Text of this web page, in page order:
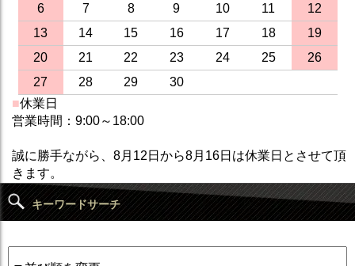
6
7 8 9 10 11
12
13
14 15 16 17 18
19
20
21 22 23 24 25
26
27
28 29
30
■休業日
営業時間：9:00～18:00
誠に勝手ながら、8月12日から8月16日は休業日とさせて頂
きます。
キーワードサーチ